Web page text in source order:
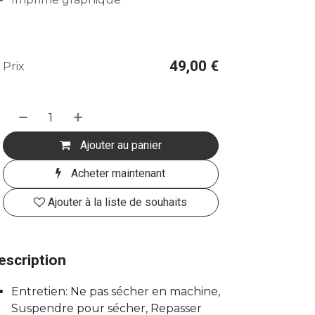
Ajouter au panier
Acheter maintenant
Ajouter à la liste de souhaits
Prix 49,00 €
Entretien: Ne pas sécher en machine,
Suspendre pour sécher, Repasser